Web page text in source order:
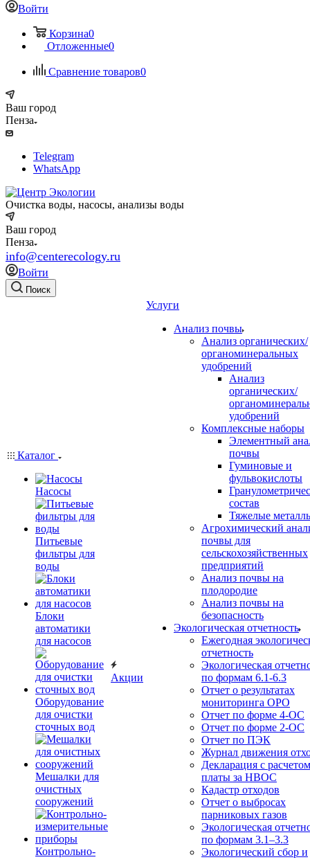
Войти
Корзина0
Отложенные0
Сравнение товаров0
Ваш город
Пенза
Telegram
WhatsApp
Очистка воды, насосы, анализы воды
Ваш город
Пенза
info@centerecology.ru
Войти
Поиск
Каталог
Насосы
Питьевые
фильтры для
воды
Блоки
автоматики
для насосов
Оборудование
для очистки
сточных вод
Мешалки для
очистных
сооружений
Контрольно-
Акции
Услуги
Анализ почвы
Анализ органических/
органоминеральных
удобрений
Анализ
органических/
удобрений
Комплексные наборы
Элементный
почвы
Гуминовые и
фульвокислоты
состав
Тяжелые
Агрохимический
почвы для
сельскохозяйственных
предприятий
Анализ почвы на
плодородие
Анализ почвы на
безопасность
Экологическая отчетность
Ежегодная
отчетность
Экологическая
по формам 6.1-6.3
Отчет о результатах
мониторинга ОРО
Отчет по форме 4-ОС
Отчет по форме 2-ОС
Отчет по ПЭК
Журнал движения
Декларация с расчетом
платы за НВОС
Кадастр отходов
Отчет о выбросах
парниковых газов
Экологическая
по формам 3.1–3.3
Экологический сбор и